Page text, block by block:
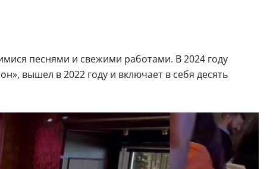
песнями и свежими работами. В 2024 году
вышел в 2022 году и включает в себя десять